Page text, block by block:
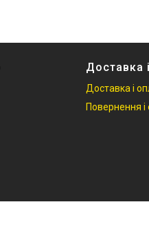
Доставка
Доставка і
Повернення і